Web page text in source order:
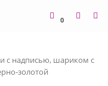
0
с надписью, шариком с
золотой